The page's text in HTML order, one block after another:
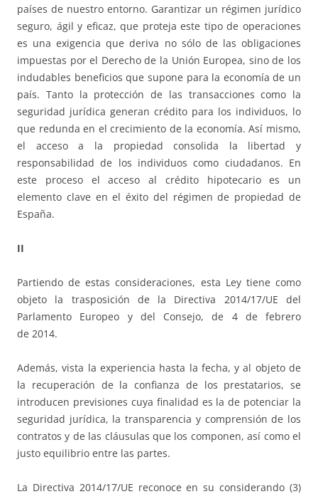
países de nuestro entorno. Garantizar un régimen jurídico
seguro, ágil y eficaz, que proteja este tipo de operaciones
es una exigencia que deriva no sólo de las obligaciones
impuestas por el Derecho de la Unión Europea, sino de los
indudables beneficios que supone para la economía de un
país. Tanto la protección de las transacciones como la
seguridad jurídica generan crédito para los individuos, lo
que redunda en el crecimiento de la economía. Así mismo,
el acceso a la propiedad consolida la libertad y
responsabilidad de los individuos como ciudadanos. En
este proceso el acceso al crédito hipotecario es un
elemento clave en el éxito del régimen de propiedad de
España.
II
Partiendo de estas consideraciones, esta Ley tiene como
objeto la trasposición de la Directiva 2014/17/UE del
Parlamento Europeo y del Consejo, de 4 de febrero
de 2014.
Además, vista la experiencia hasta la fecha, y al objeto de
la recuperación de la confianza de los prestatarios, se
introducen previsiones cuya finalidad es la de potenciar la
seguridad jurídica, la transparencia y comprensión de los
contratos y de las cláusulas que los componen, así como el
justo equilibrio entre las partes.
La Directiva 2014/17/UE reconoce en su considerando (3)